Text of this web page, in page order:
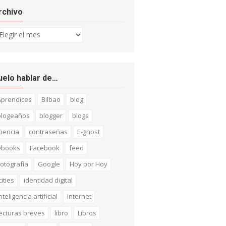
hablar de…
Bilbao
blog
blogger
blogs
contraseñas
E-ghost
Facebook
feed
Google
Hoy por Hoy
identidad digital
artificial
Internet
breves
libro
Libros